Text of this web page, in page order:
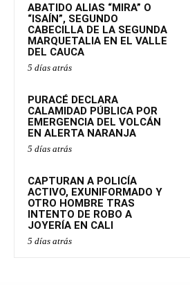
ABATIDO ALIAS “MIRA” O
“ISAÍN”, SEGUNDO
CABECILLA DE LA SEGUNDA
MARQUETALIA EN EL VALLE
DEL CAUCA
5 días atrás
PURACÉ DECLARA
CALAMIDAD PÚBLICA POR
EMERGENCIA DEL VOLCÁN
EN ALERTA NARANJA
5 días atrás
CAPTURAN A POLICÍA
ACTIVO, EXUNIFORMADO Y
OTRO HOMBRE TRAS
INTENTO DE ROBO A
JOYERÍA EN CALI
5 días atrás